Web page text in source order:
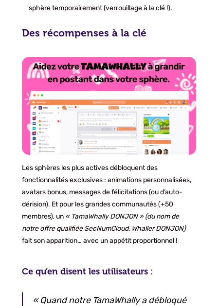
sphère temporairement (verrouillage à la clé !).
Des récompenses à la clé
Les sphères les plus actives débloquent des
fonctionnalités exclusives : animations personnalisées,
avatars bonus, messages de félicitations (ou d’auto-
dérision). Et pour les grandes communautés (+50
membres), un « TamaWhally DONJON » (du nom de
notre offre qualifiée SecNumCloud, Whaller DONJON)
fait son apparition… avec un appétit proportionnel !
Ce qu’en disent les utilisateurs :
« Quand notre TamaWhally a débloqué